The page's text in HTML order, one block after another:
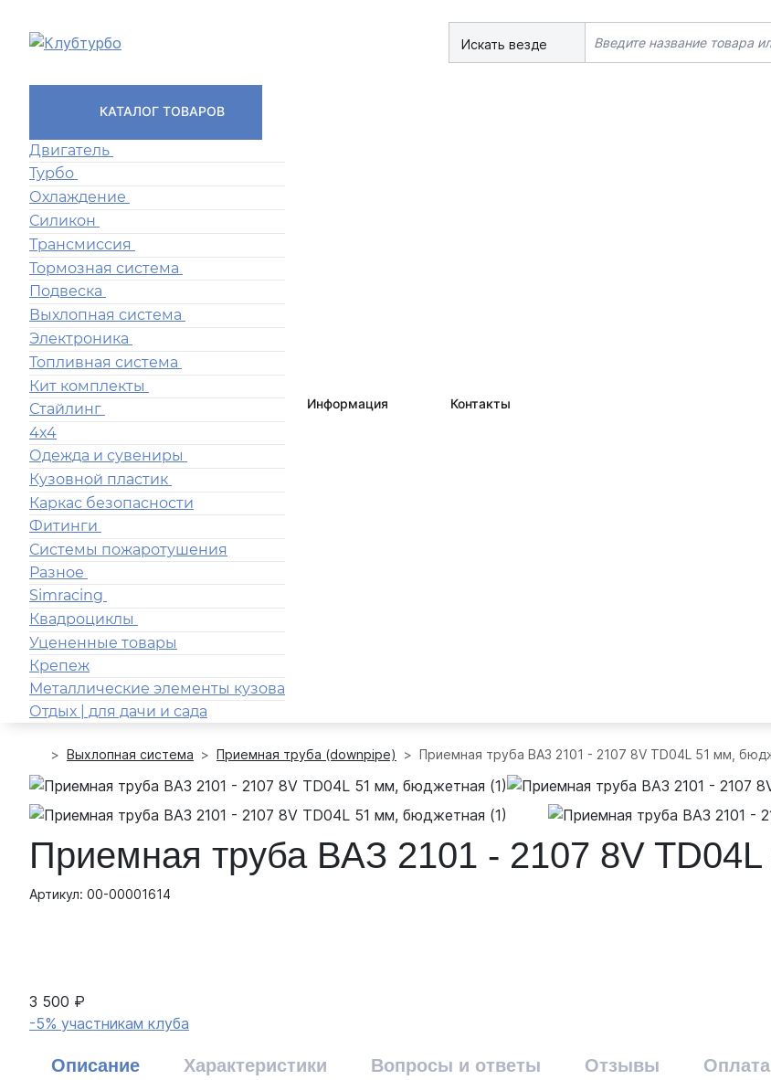
Искать везде
КАТАЛОГ ТОВАРОВ
Двигатель
Турбо
Охлаждение
Силикон
Трансмиссия
Тормозная система
Подвеска
Выхлопная система
Электроника
Топливная система
Кит комплекты
Стайлинг
4x4
Одежда и сувениры
Кузовной пластик
Каркас безопасности
Фитинги
Системы пожаротушения
Разное
Simracing
Квадроциклы
Уцененные товары
Крепеж
Металлические элементы кузова
Отдых | для дачи и сада
Информация Контакты
Выхлопная система Приемная труба (downpipe) Приемная труба ВАЗ 2101 - 2107 8V TD04L 51 мм,
Приемная труба ВАЗ 2101 - 2107 8V
Артикул: 00-00001614
3 500 ₽
-5% участникам клуба
Описание Характеристики Вопросы и ответы Отзывы